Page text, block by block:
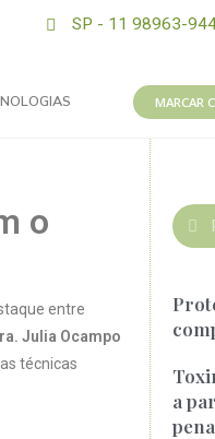
SP - 11 98963-
MARCAR
o
entre
Julia Ocampo
técnicas
a
pena